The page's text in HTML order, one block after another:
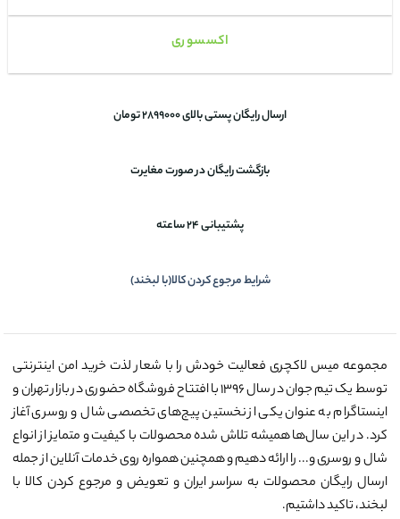
اکسسوری
ارسال رایگان پستی بالای 2899000 تومان
بازگشت رایگان در صورت مغایرت
پشتیبانی 24 ساعته
شرایط مرجوع کردن کالا(با لبخند)
مجموعه میس لاکچری فعالیت خودش را با شعار لذت خرید امن اینترنتی
توسط یک تیم جوان در سال ۱۳۹۶ با افتتاح فروشگاه حضوری در بازار تهران و
اینستاگرام به عنوان یکی از نخستین پیج‌های تخصصی شال و روسری آغاز
کرد. در این سال‌ها همیشه تلاش شده محصولات با کیفیت و متمایز از انواع
شال و روسری و... را ارائه دهیم و همچنین همواره روی خدمات آنلاین از جمله
ارسال رایگان محصولات به سراسر ایران و تعویض و مرجوع کردن کالا با
لبخند، تاکید داشتیم.